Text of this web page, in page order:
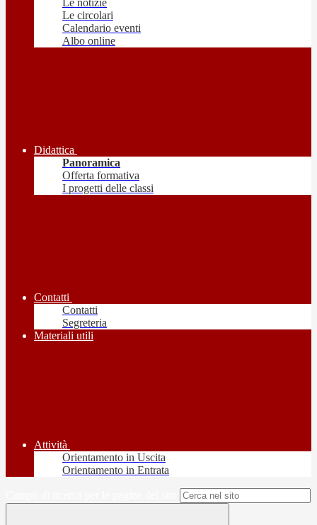
Le notizie
Le circolari
Calendario eventi
Albo online
Didattica
Panoramica
Offerta formativa
I progetti delle classi
Contatti
Contatti
Segreteria
Materiali utili
Attività
Orientamento in Uscita
Orientamento in Entrata